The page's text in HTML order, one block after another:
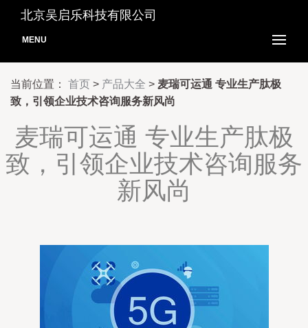
北京吴启乐科技有限公司
MENU
当前位置： 首页 > 产品大全 > 麦瑞可运通 专业生产肽极
致，引领企业技术咨询服务新风尚
麦瑞可运通 专业生产肽极
致，引领企业技术咨询服务
新风尚